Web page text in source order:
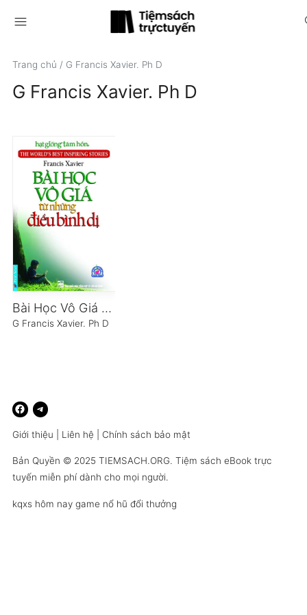
menu
Trang chủ / G Francis Xavier. Ph D
G Francis Xavier. Ph D
Bài Học Vô Giá Từ Điều Bình Dị
G Francis Xavier. Ph D
Giới thiệu Liên hệ Chính sách bảo mật
Bản Quyền © 2025 TIEMSACH.ORG. Tiệm sách eBook trực
tuyến miễn phí dành cho mọi người.
kqxs hôm nay game nổ hũ đổi thưởng